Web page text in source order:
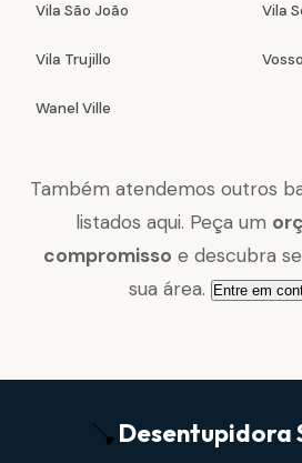
Vila São João Vila
Vila Trujillo
Wanel Ville
Também atendemos outros
listados aqui. Peça um
compromisso e descubra
sua área. Entre em
Desentupidora